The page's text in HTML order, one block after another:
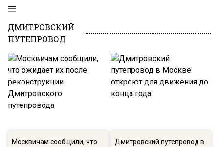
ДМИТРОВСКИЙ
ПУТЕПРОВОД
Москвичам сообщили, что
Дмитровский путепровод в